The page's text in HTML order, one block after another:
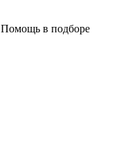
Помощь в подборе